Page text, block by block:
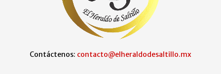
Contáctenos: contacto@elheraldodesaltillo.mx